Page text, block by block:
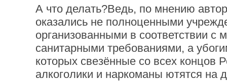
А что делать?Ведь, по мнению
оказались не полноценными
организованными в соответствии с
санитарными требованиями, а
которых свезённые со всех концов
алкоголики и наркоманы ютятся на